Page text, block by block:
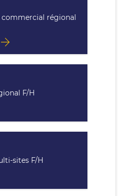
commercial régional
F/H
sites F/H